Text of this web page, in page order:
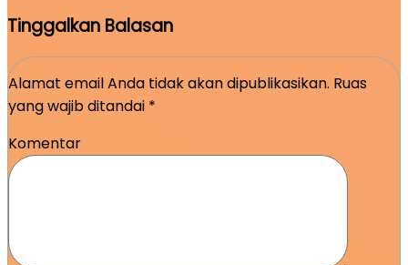
Tinggalkan Balasan
Alamat email Anda tidak akan dipublikasikan. Ruas
yang wajib ditandai *
Komentar